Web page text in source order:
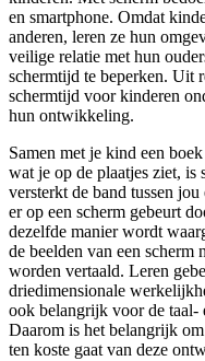
en smartphone. Omdat
anderen, leren ze hun
veilige relatie met hun
schermtijd te beperken. Uit
schermtijd voor kinderen
hun ontwikkeling.
Samen met je kind een
wat je op de plaatjes ziet,
versterkt de band tussen
er op een scherm gebeurt
dezelfde manier wordt
de beelden van een
worden vertaald. Leren
driedimensionale
ook belangrijk voor de
Daarom is het belangrijk
ten koste gaat van deze